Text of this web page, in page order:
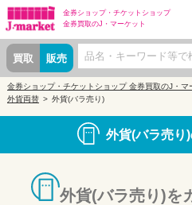
金券ショップ・ チケットショップ
金券買取のJ・マーケット
買取 販売
金券ショップ・チケットショップ 金券買取のJ・マ
外貨両替
外貨(バラ売り)
外貨(バラ売り
外貨(バラ売り)を